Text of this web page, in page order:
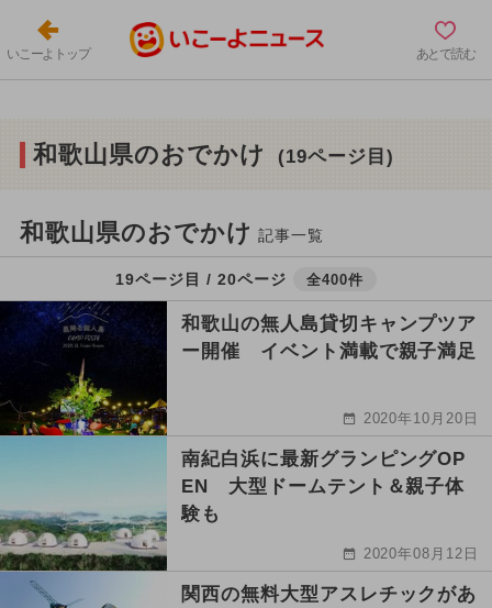
いこーよトップ あとで読む
和歌山県のおでかけ (19ページ目)
和歌山県のおでかけ 記事一覧
19ページ目 / 20ページ 全400件
和歌山の無人島貸切キャンプツア
ー開催 イベント満載で親子満足
2020年10月20日
南紀白浜に最新グランピングOP
EN 大型ドームテント＆親子体
験も
2020年08月12日
関西の無料大型アスレチックがあ